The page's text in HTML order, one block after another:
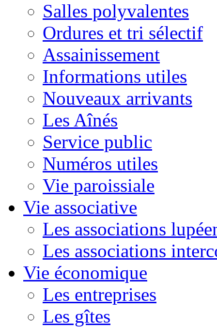
Salles polyvalentes
Ordures et tri sélectif
Assainissement
Informations utiles
Nouveaux arrivants
Les Aînés
Service public
Numéros utiles
Vie paroissiale
Vie associative
Les associations
Les associations
Vie économique
Les entreprises
Les gîtes